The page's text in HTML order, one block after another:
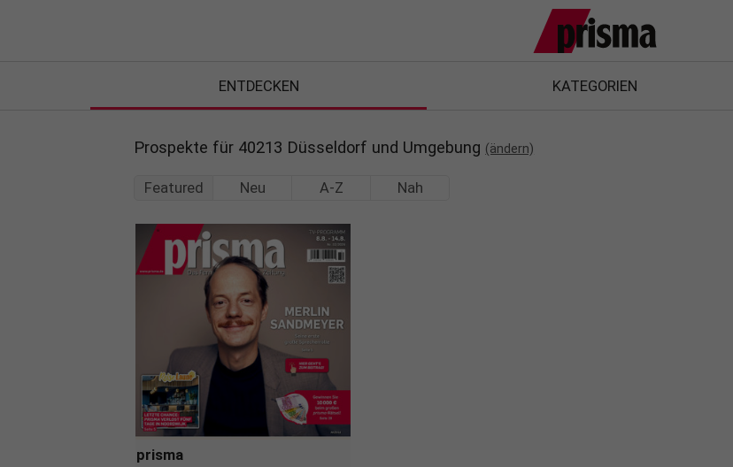
ENTDECKEN KATEGORIEN
Prospekte für 40213 Düsseldorf und Umgebung (ändern)
Featured Neu A-Z Nah
prisma